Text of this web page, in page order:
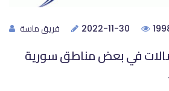
فريق ماسة 2022-11-30
في بعض مناطق سورية